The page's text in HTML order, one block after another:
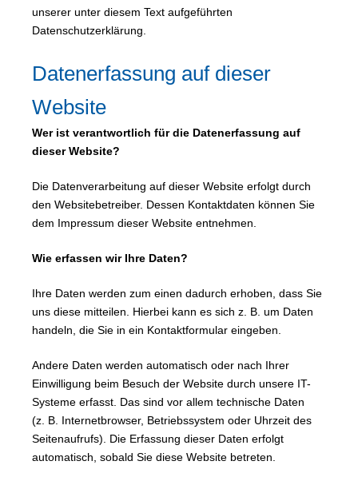
unserer unter diesem Text aufgeführten
Datenschutzerklärung.
Datenerfassung auf dieser
Website
Wer ist verantwortlich für die Datenerfassung auf
dieser Website?
Die Datenverarbeitung auf dieser Website erfolgt durch
den Websitebetreiber. Dessen Kontaktdaten können Sie
dem Impressum dieser Website entnehmen.
Wie erfassen wir Ihre Daten?
Ihre Daten werden zum einen dadurch erhoben, dass Sie
uns diese mitteilen. Hierbei kann es sich z. B. um Daten
handeln, die Sie in ein Kontaktformular eingeben.
Andere Daten werden automatisch oder nach Ihrer
Einwilligung beim Besuch der Website durch unsere IT-
Systeme erfasst. Das sind vor allem technische Daten
(z. B. Internetbrowser, Betriebssystem oder Uhrzeit des
Seitenaufrufs). Die Erfassung dieser Daten erfolgt
automatisch, sobald Sie diese Website betreten.